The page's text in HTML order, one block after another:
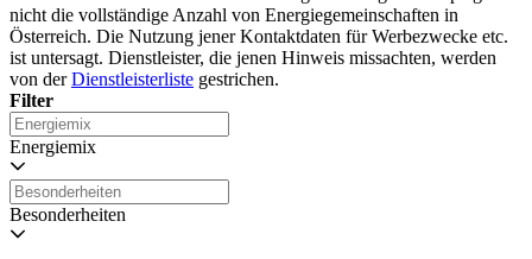
nicht die vollständige Anzahl von Energiegemeinschaften in
Österreich. Die Nutzung jener Kontaktdaten für Werbezwecke etc.
ist untersagt. Dienstleister, die jenen Hinweis missachten, werden
von derDienstleisterliste gestrichen.
Filter
Energiemix
Besonderheiten